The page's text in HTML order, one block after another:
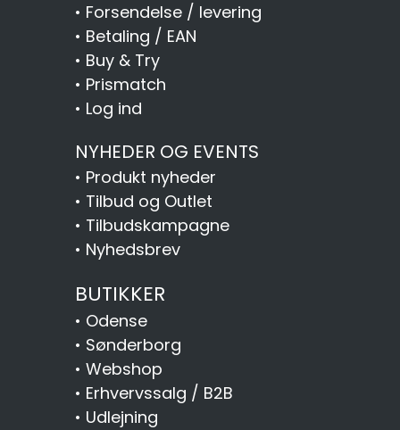
• Forsendelse / levering
• Betaling / EAN
• Buy & Try
• Prismatch
• Log ind
NYHEDER OG EVENTS
• Produkt nyheder
• Tilbud og Outlet
• Tilbudskampagne
• Nyhedsbrev
BUTIKKER
• Odense
• Sønderborg
• Webshop
• Erhvervssalg / B2B
• Udlejning